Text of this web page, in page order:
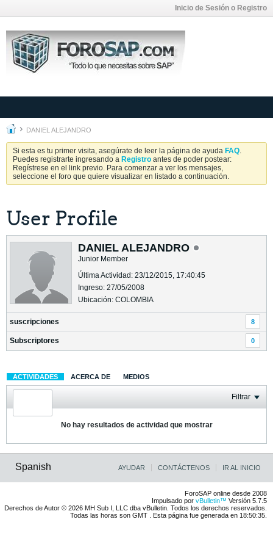
Inicio de Sesión o Registro
DANIEL ALEJANDRO
Si esta es tu primer visita, asegúrate de leer la página de ayuda FAQ.
Puedes registrarte ingresando a Registro antes de poder postear:
Regístrese en el link previo. Para comenzar a ver los mensajes,
seleccione el foro que quiere visualizar en listado a continuación.
User Profile
DANIEL ALEJANDRO
Junior Member
Última Actividad: 23/12/2015, 17:40:45
Ingreso: 27/05/2008
Ubicación: COLOMBIA
suscripciones 8
Subscriptores 0
ACTIVIDADES ACERCA DE MEDIOS
Filtrar
No hay resultados de actividad que mostrar
Spanish AYUDAR CONTÁCTENOS IR AL INICIO
ForoSAP online desde 2008
Impulsado por vBulletin™ Versión 5.7.5
Derechos de Autor © 2026 MH Sub I, LLC dba vBulletin. Todos los derechos reservados.
Todas las horas son GMT . Esta página fue generada en 18:50:35.